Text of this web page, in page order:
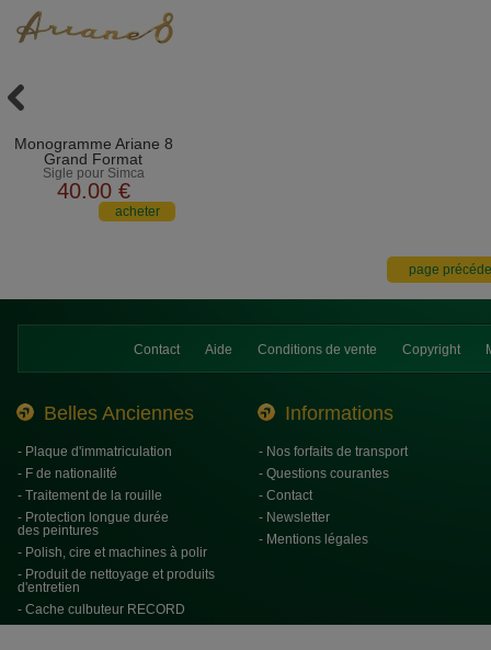
Monogramme Ariane 8
Grand Format
Sigle pour Simca
40.00 €
Contact Aide Conditions de vente Copyright
Belles Anciennes Informations
- Plaque d'immatriculation
- F de nationalité
- Traitement de la rouille
- Protection longue durée
des peintures
- Polish, cire et machines à polir
- Produit de nettoyage et produits
d'entretien
- Cache culbuteur RECORD
- Nos forfaits de transport
- Questions courantes
- Contact
- Newsletter
- Mentions légales